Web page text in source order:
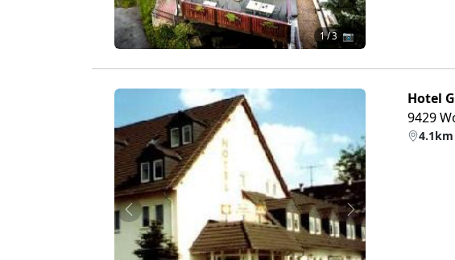
1/ 3 📷
Zurück Weiter
Hotel
9429
4.1km